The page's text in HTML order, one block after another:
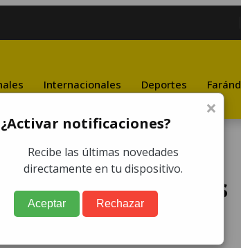
Internacionales Deportes
de remesas
×
¿Activar notificaciones?
Recibe las últimas novedades
directamente en tu dispositivo.
Aceptar Rechazar